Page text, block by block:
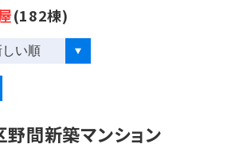
(182棟)
間新築マンション